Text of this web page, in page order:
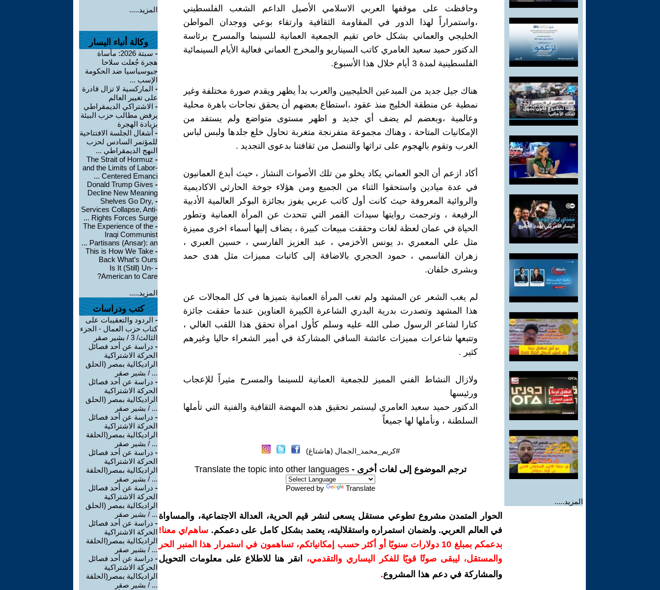
المزيد.....
وحافظت على موقفها العربي الاسلامي الأصيل الداعم الشعب الفلسطيني
،واستمراراً لهذا الدور في المقاومة الثقافية وارتقاء بوعي ووجدان المواطن
الخليجي والعماني بشكل خاص تقيم الجمعية العمانية للسينما والمسرح برئاسة
الدكتور حميد سعيد العامري كاتب السيناريو والمخرج العماني فعالية الأيام السينمائية
الفلسطينية لمدة 3 أيام خلال هذا الأسبوع.
هناك جيل جديد من المبدعين الخليجيين والعرب بدأ يظهر ويقدم صورة مختلفة وغير
نمطية عن منطقة الخليج منذ عقود ،استطاع بعضهم أن يحقق نجاحات باهرة محلية
وعالمية ،وبعضم لم يضف أي جديد و اظهر مستوى متواضع ولم يستفد من
الإمكانيات المتاحة ، وهناك مجموعة متفرنجة متغربة تحاول خلع جلدها ولبس لباس
الغرب وتقوم بالهجوم على تراثها والتنصل من ثقافتنا بدعوى التجديد .
أكاد ازعم أن الجو العماني يكاد يخلو من تلك الأصوات النشاز ، حيث أبدع العمانيون
في عدة ميادين واستحقوا الثناء من الجميع ومن هؤلاء جوخة الحارثي الاكاديمية
والروائية المعروفة حيث كانت أول كاتب عربي يفوز بجائزة البوكر العالمية الأدبية
الرفيعة ، وترجمت روايتها سيدات القمر التي تتحدث عن المرأة العمانية وتطور
الحياة في عمان لعظة لغات وحققت مبيعات كبيرة ، يضاف إليها أسماء اخرى مميزة
مثل علي المعمري ،د يونس الأخزمي ، عبد العزيز الفارسي ، حسين العبري ،
زهران القاسمي ، حمود الحجري بالاضافة إلى كاتبات مميزات مثل هدى حمد
وبشرى خلفان.
لم يغب الشعر عن المشهد ولم تغب المرأة العمانية بتميزها في كل المجالات عن
هذا المشهد وتصدرت بدرية البدري الشاعرة الكبيرة العناوين عندما حققت جائزة
كتارا لشاعر الرسول صلى الله عليه وسلم كأول امرأة تحقق هذا اللقب الغالي ،
وتتبعها شاعرات مميزات عائشة السافي المشاركة في أمير الشعراء حاليا وغيرهم
كثير .
ولازال النشاط الفني المميز للجمعية العمانية للسينما والمسرح مثيراً للإعجاب
ورئيسها
الدكتور حميد سعيد العامري ليستمر تحقيق هذه المهضة الثقافية والفنية التي تأملها
السلطنة ، ونأملها لها جميعاً
#كريم_محمد_الجمال (هاشتاغ)
ترجم الموضوع إلى لغات أخرى - Translate the topic into other languages
Powered by Translate
الحوار المتمدن مشروع تطوعي مستقل يسعى لنشر قيم الحرية، العدالة الاجتماعية، والمساواة
في العالم العربي. ولضمان استمراره واستقلاليته، يعتمد بشكل كامل على دعمكم. ساهم/ي معنا!
بدعمكم بمبلغ 10 دولارات سنويًا أو أكثر حسب إمكانياتكم، تساهمون في استمرار هذا المنبر الحر
والمستقل، ليبقى صوتًا قويًا للفكر اليساري والتقدمي،
انقر هنا للاطلاع على معلومات التحويل
والمشاركة في دعم هذا المشروع.
المزيد.....
وكالة أنباء اليسار
-
سبتة 2026: مأساة
هجرة جُعلت سلاحا
جيوسياسيا ضد الحكومة
الإسب ...
- الماركسية لا تزال قادرة
على تغيير العالم
- الاشتراكي الديمقراطي
يرفض مطالب حزب البيئة
بزيادة الهجرة
- أشغال الجلسة الافتتاحية
للمؤتمر السادس لحزب
النهج الديمقراطي ...
-
The Strait of Hormuz
and the Limits of Labor-
Centered Emanci ...
-
Donald Trump Gives
Decline New Meaning
-
Shelves Go Dry,
Services Collapse, Anti-
Rights Forces Surge ...
-
The Experience of the
Iraqi Communist
Partisans (Ansar): an ...
-
This is How We Take
Back What’s Ours
-
Is It (Still) Un-
American to Care?
المزيد.....
كتب ودراسات
- الردود والتعقيبات على
كتاب حزب العمال - الجزء
الثالث/ 3 / بشير صقر
- دراسة عن أحد فصائل
الحركة الاشتراكية
الراديكالية بمصر (الحلق
... / بشير صقر
- دراسة عن أحد فصائل
الحركة الاشتراكية
الراديكالية بمصر (الحلق
... / بشير صقر
- دراسة عن أحد فصائل
الحركة الاشتراكية
الراديكالية بمصر(الحلقة
... / بشير صقر
- دراسة عن أحد فصائل
الحركة الاشتراكية
الراديكالية بمصر(الحلقة
... / بشير صقر
- دراسة عن أحد فصائل
الحركة الاشتراكية
الراديكالية بمصر (الحلق
... / بشير صقر
- دراسة عن أحد فصائل
الحركة الاشتراكية
الراديكالية بمصر(الحلقة
... / بشير صقر
- دراسة عن أحد فصائل
الحركة الاشتراكية
الراديكالية بمصر(الحلقة
... / بشير صقر